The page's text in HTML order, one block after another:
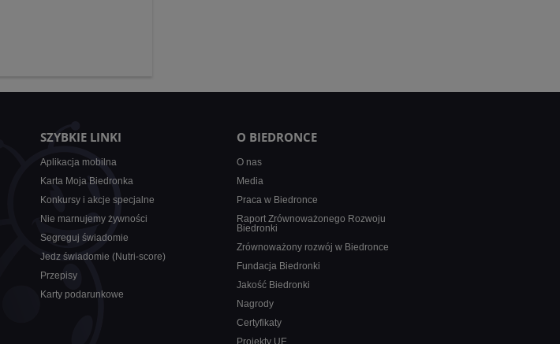
SZYBKIE LINKI
Aplikacja mobilna
Karta Moja Biedronka
Konkursy i akcje specjalne
Nie marnujemy żywności
Segreguj świadomie
Jedz świadomie (Nutri-score)
Przepisy
Karty podarunkowe
O BIEDRONCE
O nas
Media
Praca w Biedronce
Raport Zrównoważonego Rozwoju
Biedronki
Zrównoważony rozwój w Biedronce
Fundacja Biedronki
Jakość Biedronki
Nagrody
Certyfikaty
Projekty UE